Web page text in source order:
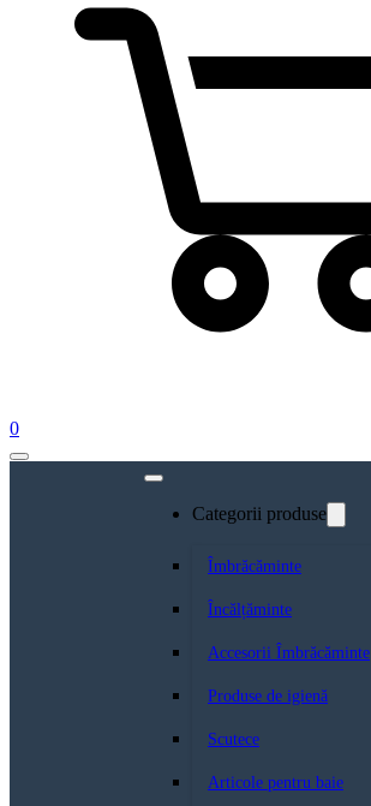
0
Categorii produse
Îmbrăcăminte
Încălțăminte
Accesorii Îmbrăcăminte
Produse de igienă
Scutece
Articole pentru baie